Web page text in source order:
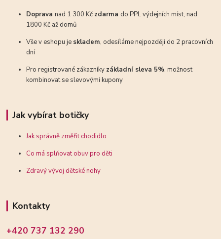
Dopravanad 1 300 Kč zdarma do PPL výdejních míst, nad
1800 Kč až domů
Vše v eshopu je skladem, odesíláme nejpozději do 2 pracovních
dní
Pro registrované zákazníky základní sleva 5%, možnost
kombinovat se slevovými kupony
Jak vybírat botičky
Jak správně změřit chodidlo
Co má splňovat obuv pro děti
Zdravý vývoj dětské nohy
Kontakty
+420 737 132 290